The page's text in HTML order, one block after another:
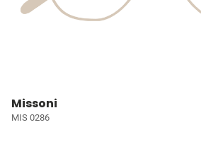
Missoni
MIS 0286